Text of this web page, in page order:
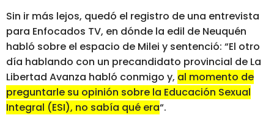
Sin ir más lejos, quedó el registro de una entrevista
para Enfocados TV, en dónde la edil de Neuquén
habló sobre el espacio de Milei y sentenció: “El otro
día hablando con un precandidato provincial de La
Libertad Avanza habló conmigo y, al momento de
preguntarle su opinión sobre la Educación Sexual
Integral (ESI), no sabía qué era“.